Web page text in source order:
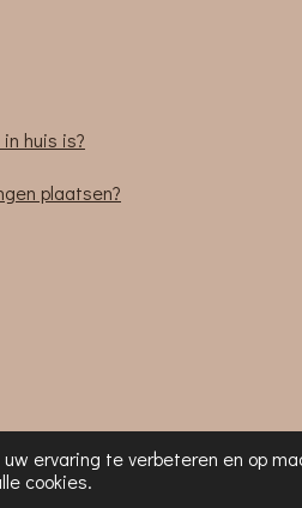
ervaring te verbeteren en op
cookies.
huis is?
plaatsen?